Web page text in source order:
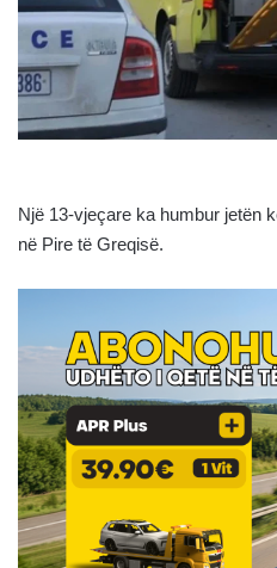
Një 13-vjeçare ka humbur jetën
në Pire të Greqisë.